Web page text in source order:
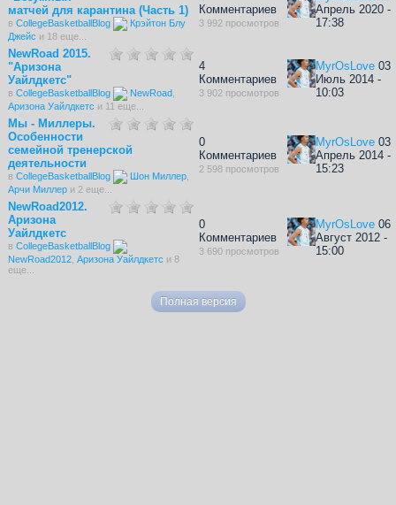
матчей для карантина (Часть 1)
в CollegeBasketballBlog
Крэйтон Блу
Джейс и 18 еще...
Комментариев
3 992 просмотров
Апрель 2020 -
17:38
NewRoad 2015.
"Аризона
Уайлдкетс"
в CollegeBasketballBlog NewRoad
Аризона Уайлдкетс и 11 еще...
4
Комментариев
3 902 просмотров
MyrOsLove 03
Июль 2014 -
10:03
Мы - Миллеры.
Особенности
семейной тренерской
деятельности
в CollegeBasketballBlog Шон Миллер
Арчи Миллер и 2 еще...
0
Комментариев
2 598 просмотров
MyrOsLove 03
Апрель 2014 -
15:23
NewRoad2012.
Аризона
Уайлдкетс
в CollegeBasketballBlog
NewRoad2012 Аризона Уайлдкетс и 8
еще...
0
Комментариев
3 690 просмотров
MyrOsLove 06
Август 2012 -
15:00
Полная версия